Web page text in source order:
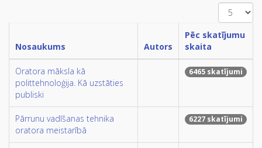
Nosaukums Autors
Pēc skatījumu
skaita
Oratora māksla kā
polittehnoloģija. Kā uzstāties
publiski
6465 skatījumi
Pārrunu vadīšanas tehnika
oratora meistarībā
6227 skatījumi